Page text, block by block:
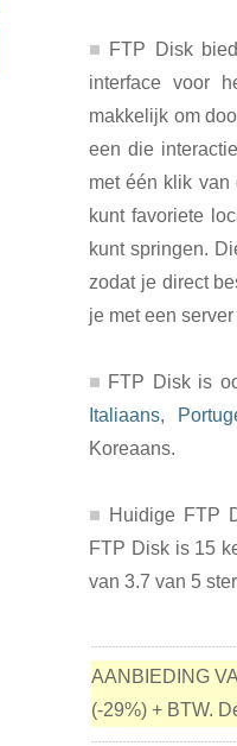
FTP Disk
interface voor
makkelijk om
een die
met één klik van
kunt favoriete
kunt springen.
zodat je direct
je met een
FTP Disk is
Italiaans,
Koreaans.
Huidige FTP
FTP Disk is 15
van 3.7 van 5
AANBIEDING
(-29%) + BTW.